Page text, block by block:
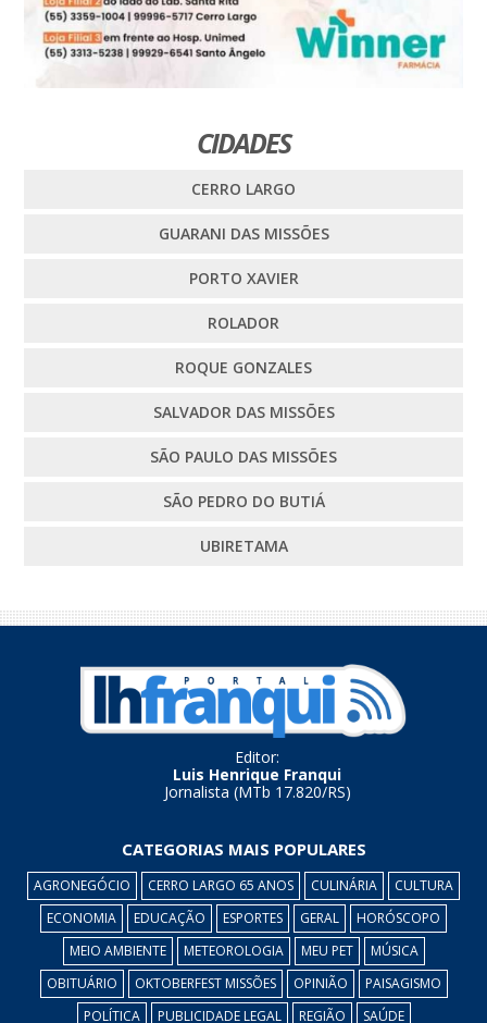
CIDADES
CERRO LARGO
GUARANI DAS MISSÕES
PORTO XAVIER
ROLADOR
ROQUE GONZALES
SALVADOR DAS MISSÕES
SÃO PAULO DAS MISSÕES
SÃO PEDRO DO BUTIÁ
UBIRETAMA
Editor:
Luis Henrique Franqui
Jornalista (MTb 17.820/RS)
CATEGORIAS MAIS POPULARES
AGRONEGÓCIO CERRO LARGO 65 ANOS CULINÁRIA
CULTURA
ECONOMIA
EDUCAÇÃO ESPORTES GERAL
HORÓSCOPO
MEIO AMBIENTE
METEOROLOGIA MEU PET
MÚSICA
OBITUÁRIO
OKTOBERFEST MISSÕES OPINIÃO
PAISAGISMO
POLÍTICA
PUBLICIDADE LEGAL REGIÃO SAÚDE